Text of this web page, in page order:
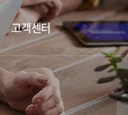
고객센터